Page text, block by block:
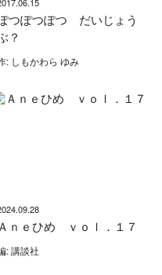
つぽつぽつ だいじょう
？
: しもかわら ゆみ
Ａｎｅひめ ｖｏｌ．１７
: 講談社